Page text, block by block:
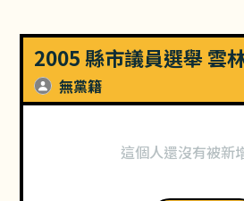
2005 縣市議員選舉 雲
無黨籍
這個人還沒有被新